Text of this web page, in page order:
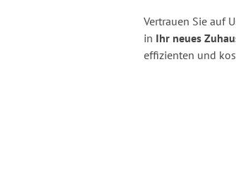
Vertrauen Sie auf
in Ihr neues
effizienten und